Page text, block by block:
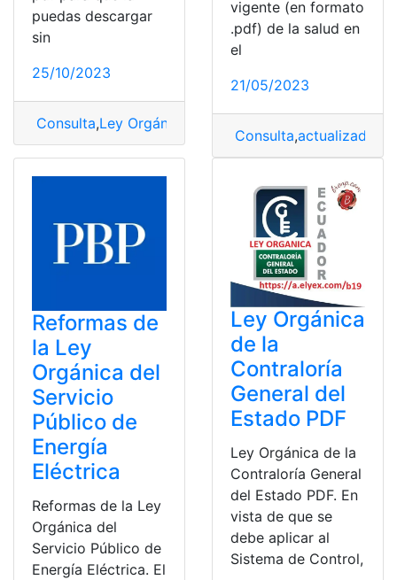
puedas descargar
sin
25/10/2023
Consulta,Ley Orgánica
vigente (en formato
.pdf) de la salud en
el
21/05/2023
Consulta,actualizada
Reformas de
la Ley
Orgánica del
Servicio
Público de
Energía
Eléctrica
Reformas de la Ley
Orgánica del
Servicio Público de
Energía Eléctrica. El
Ley Orgánica
de la
Contraloría
General del
Estado PDF
Ley Orgánica de la
Contraloría General
del Estado PDF. En
vista de que se
debe aplicar al
Sistema de Control,